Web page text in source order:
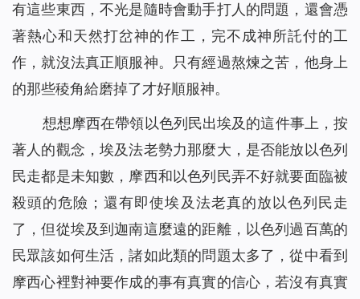
有這些東西，不光是隨時會動手打人的問題，還會憑
著熱心和天然打岔神的作工，完不成神所託付的工
作，就沒法真正順服神。只有經過熬煉之苦，他身上
的那些稜角給磨掉了才好順服神。
想想摩西在帶領以色列民出埃及的這件事上，按
著人的觀念，埃及法老勢力那麼大，是否能放以色列
民走都是未知數，摩西和以色列民弄不好就要面臨被
殺頭的危險；還有即使埃及法老真的放以色列民走
了，但從埃及到迦南這麼遠的距離，以色列過百萬的
民眾該如何生活，諸如此類的問題太多了，從中看到
摩西心裡對神要作成的事有真實的信心，若沒有真實